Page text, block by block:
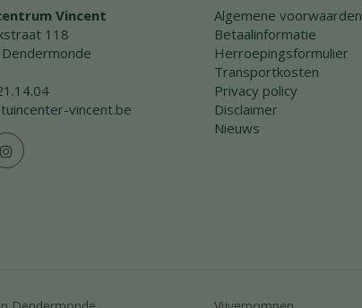
Vincent
118
vincent.be
Algemene voorwaarden
Betaalinformatie
Herroepingsformulier
Transportkosten
Privacy policy
Disclaimer
Nieuws